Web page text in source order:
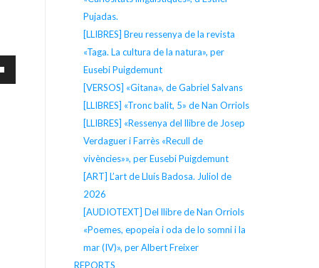
Pujadas.
[LLIBRES] Breu ressenya de la revista
«Taga. La cultura de la natura», per
Eusebi Puigdemunt
[VERSOS] «Gitana», de Gabriel Salvans
[LLIBRES] «Tronc balit, 5» de Nan Orriols
[LLIBRES] «Ressenya del llibre de Josep
Verdaguer i Farrès «Recull de
vivències»», per Eusebi Puigdemunt
[ART] L’art de Lluís Badosa. Juliol de
2026
[AUDIOTEXT] Del llibre de Nan Orriols
«Poemes, epopeia i oda de lo somni i la
mar (IV)», per Albert Freixer
REPORTS